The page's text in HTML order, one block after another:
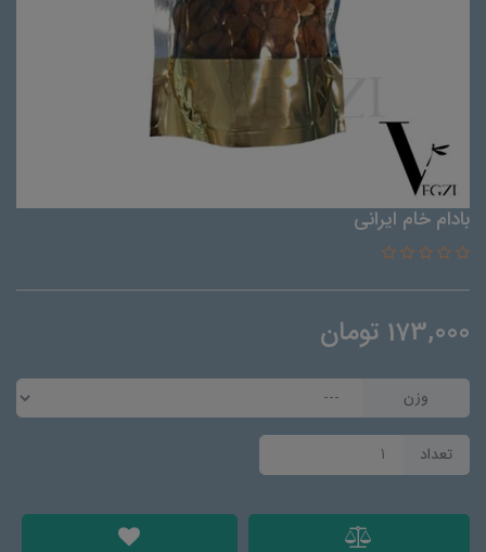
بادام خام ایرانی
173,000 تومان
وزن
تعداد